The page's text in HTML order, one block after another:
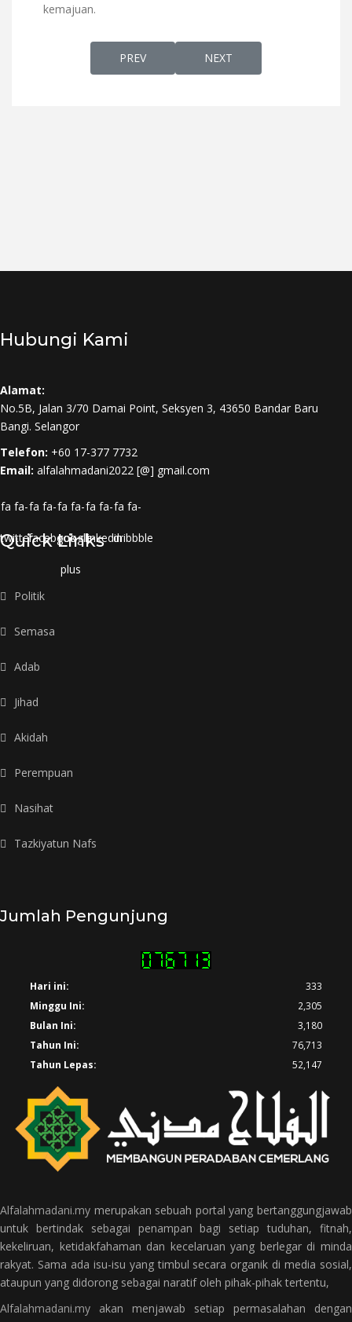
kemajuan.
PREVIOUS ARTICLE: IBNU AL-SYATIR
PREV NEXT ARTICLE:
NEXT
Hubungi Kami
Alamat:
No.5B, Jalan 3/70 Damai Point, Seksyen 3, 43650 Bandar Baru
Bangi. Selangor
Telefon: +60 17-377 7732
Email: alfalahmadani2022 [@] gmail.com
fa fa-
twitter
fa fa-
facebook
fa fa-
google-
plus
fa fa-
linkedin
fa fa-
dribbble
Quick Links
Politik
Semasa
Adab
Jihad
Akidah
Perempuan
Nasihat
Tazkiyatun Nafs
Jumlah Pengunjung
Hari ini:
333
Minggu Ini:
2,305
Bulan Ini:
3,180
Tahun Ini:
76,713
Tahun Lepas:
52,147
Alfalahmadani.my merupakan sebuah portal yang bertanggungjawab
untuk bertindak sebagai penampan bagi setiap tuduhan, fitnah,
kekeliruan, ketidakfahaman dan kecelaruan yang berlegar di minda
rakyat. Sama ada isu-isu yang timbul secara organik di media sosial,
ataupun yang didorong sebagai naratif oleh pihak-pihak tertentu,
Alfalahmadani.my akan menjawab setiap permasalahan dengan